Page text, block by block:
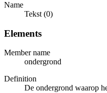
Name
Tekst (0)
Elements
Member name
ondergrond
Definition
De ondergrond waarop